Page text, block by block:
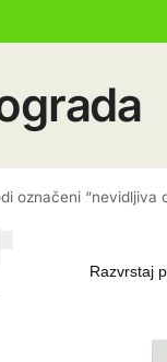
označeni “nevidljiva